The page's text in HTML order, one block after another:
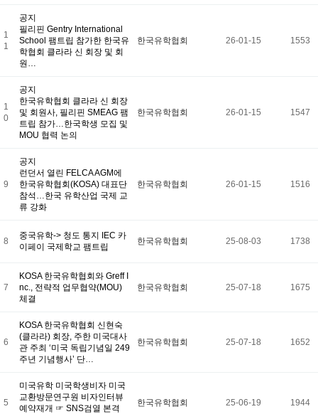
역대회장단
회칙/정관
윤리강령
절차대행 표준약관
오시는길
회원사보기
정회원(유학원)
학교회원
기업회원
학교인증제란
KOSA AWARD
유학프로그램
유학신문고
커뮤니티
로그인
1
1
공지
필리핀 Gentry International
School 팸트립 참가한 한국유
학협회 클라라 신 회장 및 회
원…
한국유학협회 26-01-15 1553
1
0
공지
한국유학협회 클라라 신 회장
및 회원사, 필리핀 SMEAG 팸
트립 참가…한국학생 모집 및
MOU 협력 논의
한국유학협회 26-01-15 1547
9
공지
런던서 열린 FELCA AGM에
한국유학협회(KOSA) 대표단
참석…한국 유학산업 국제 교
류 강화
한국유학협회 26-01-15 1516
8
중국유학-> 청도 통지 IEC 카
이페이 국제학교 팸트립
한국유학협회 25-08-03 1738
7
KOSA 한국유학협회와 Greff I
nc., 전략적 업무협약(MOU)
체결
한국유학협회 25-07-18 1675
6
KOSA 한국유학협회 신현숙
(클라라) 회장, 주한 미국대사
관 주최 ‘미국 독립기념일 249
주년 기념행사’ 단…
한국유학협회 25-07-18 1652
5
미국유학 미국학생비자 미국
교환방문연구원 비자인터뷰
예약재개 ☞ SNS검열 본격
한국유학협회 25-06-19 1944